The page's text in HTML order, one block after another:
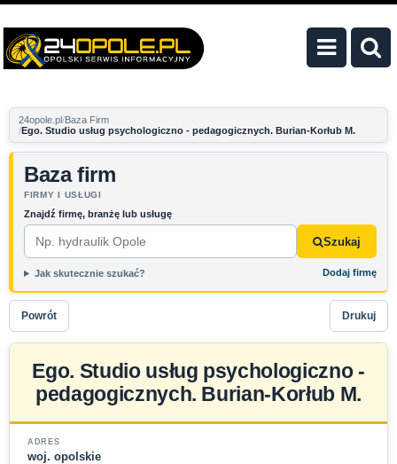
24opole.pl Baza Firm
Ego. Studio usług psychologiczno - pedagogicznych. Burian-Korłub M.
Baza firm
FIRMY I USŁUGI
Znajdź firmę, branżę lub usługę
Szukaj
Jak skutecznie szukać? Dodaj firmę
Powrót Drukuj
Ego. Studio usług psychologiczno -
pedagogicznych. Burian-Korłub M.
ADRES
woj. opolskie